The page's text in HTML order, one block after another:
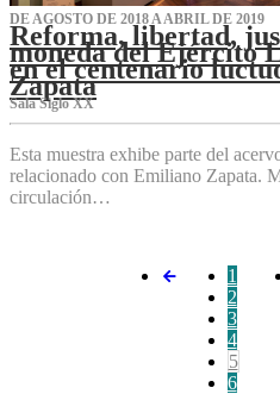
DE AGOSTO DE 2018 A ABRIL DE 2019
Reforma, libertad,
moneda del Ejército
en el centenario
Zapata
Sala Siglo XX
Esta muestra exhibe parte del
relacionado con Emiliano Zapata.
circulación…
1
2
3
4
5
6